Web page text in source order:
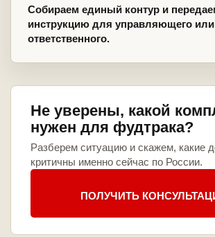
Собираем единый контур и
инструкцию для управляющего или
ответственного.
Не уверены, какой
нужен для фудтрака?
Разберем ситуацию и скажем, какие
критичны именно сейчас по России.
ПОЛУЧИТЬ